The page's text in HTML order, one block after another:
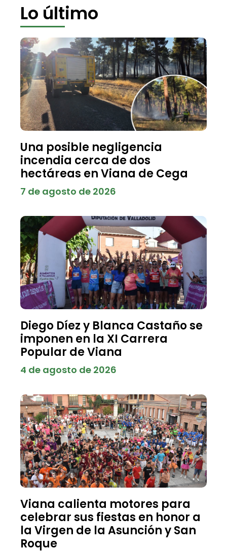
Lo último
Una posible negligencia
incendia cerca de dos
hectáreas en Viana de Cega
7 de agosto de 2026
Diego Díez y Blanca Castaño se
imponen en la XI Carrera
Popular de Viana
4 de agosto de 2026
Viana calienta motores para
celebrar sus fiestas en honor a
la Virgen de la Asunción y San
Roque